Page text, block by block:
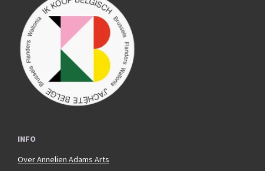
b
o
o
k
t
a
g
INFO
Over Annelien Adams Arts